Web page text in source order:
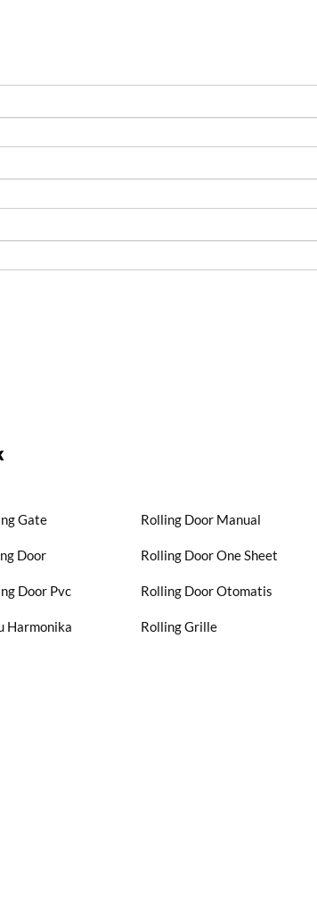
Gate
Door
Door Pvc
Harmonika
Rolling Door Manual
Rolling Door One Sheet
Rolling Door Otomatis
Rolling Grille